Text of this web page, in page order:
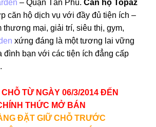
– Quận Tân Phú.Căn hộ Topaz
căn hộ dịch vụ với đầy đủ tiện ích –
thương mại, giải trí, siêu thị, gym,
xứng đáng là một tương lai vững
đình bạn với các tiện ích đẳng cấp
TỪ NGÀY 06/3/2014 ĐẾN
THỨC MỞ BÁN
ĐẶT GIỮ CHỖ TRƯỚC